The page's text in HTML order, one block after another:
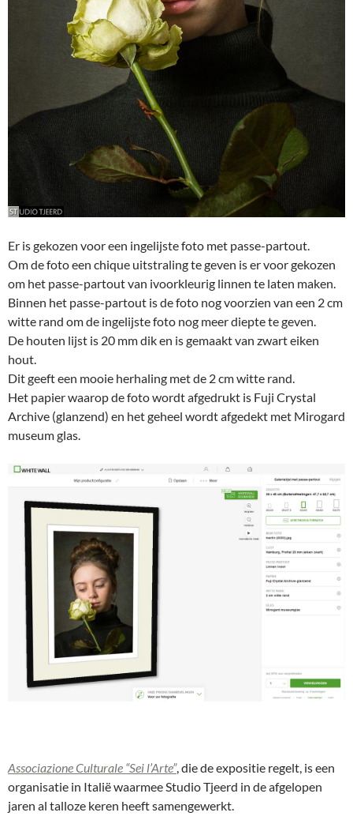
Er is gekozen voor een ingelijste foto met passe-partout.
Om de foto een chique uitstraling te geven is er voor gekozen
om het passe-partout van ivoorkleurig linnen te laten maken.
Binnen het passe-partout is de foto nog voorzien van een 2 cm
witte rand om de ingelijste foto nog meer diepte te geven.
De houten lijst is 20 mm dik en is gemaakt van zwart eiken
hout.
Dit geeft een mooie herhaling met de 2 cm witte rand.
Het papier waarop de foto wordt afgedrukt is Fuji Crystal
Archive (glanzend) en het geheel wordt afgedekt met Mirogard
museum glas.
Associazione Culturale “Sei l’Arte”, die de expositie regelt, is een
organisatie in Italië waarmee Studio Tjeerd in de afgelopen
jaren al talloze keren heeft samengewerkt.